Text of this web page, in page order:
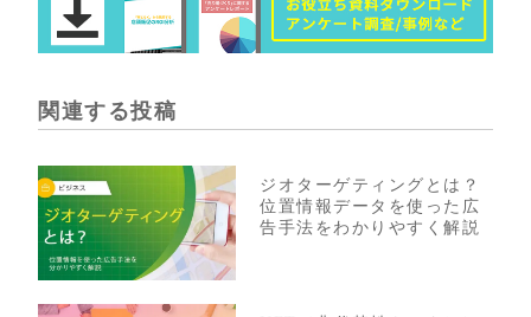
関連する投稿
ジオターゲティングとは？
位置情報データを使った広
告手法をわかりやすく解説